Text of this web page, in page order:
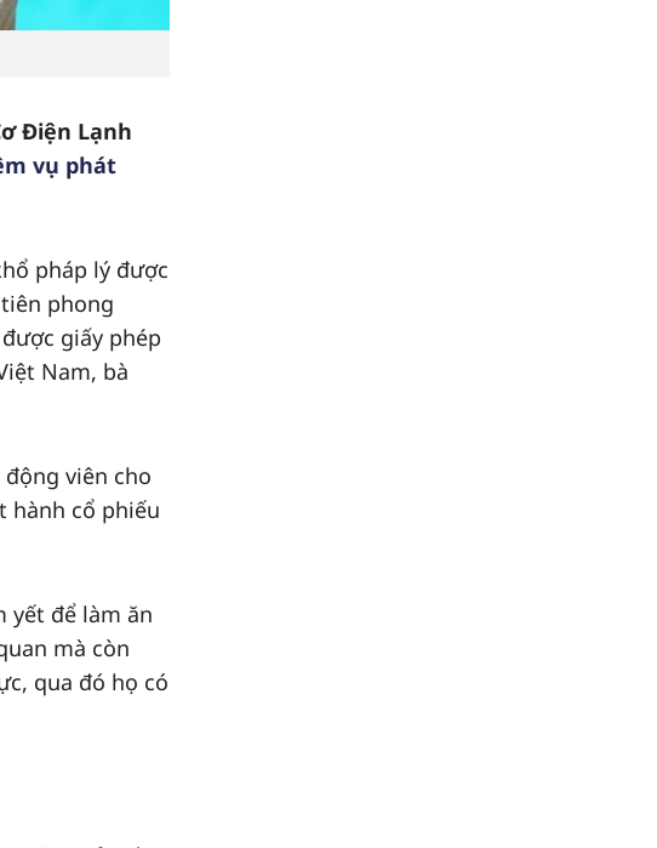
Điện Lạnh
vụ phát
pháp lý được
phong
giấy phép
Nam, bà
viên cho
hành cổ phiếu
yết để làm ăn
mà còn
qua đó họ có